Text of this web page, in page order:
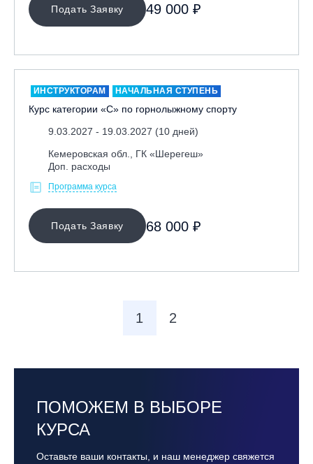
Подать Заявку 49 000 ₽
ИНСТРУКТОРАМ НАЧАЛЬНАЯ СТУПЕНЬ
Курс категории «С» по горнолыжному спорту
9.03.2027 - 19.03.2027 (10 дней)
Кемеровская обл., ГК «Шерегеш»
Доп. расходы
Программа курса
Подать Заявку 68 000 ₽
1 2
ПОМОЖЕМ В ВЫБОРЕ
КУРСА
Оставьте ваши контакты, и наш менеджер свяжется